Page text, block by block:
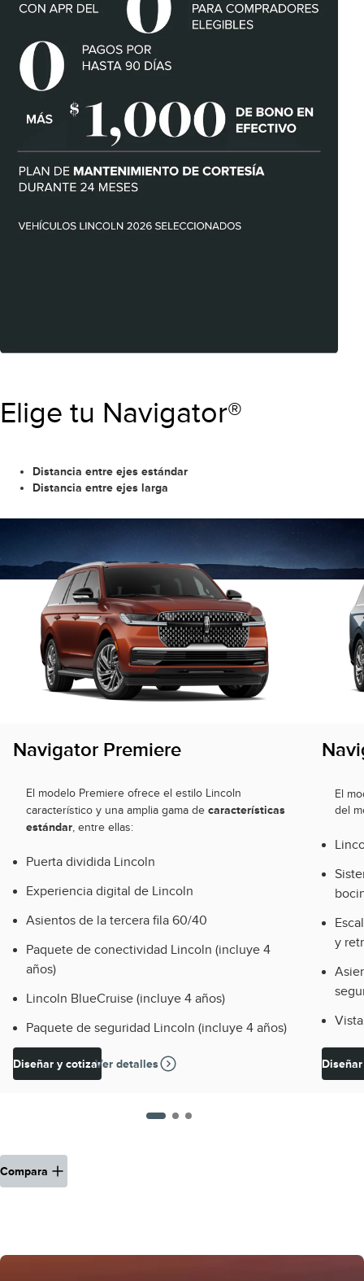
Elige tu Navigator®
Distancia entre ejes estándar
Distancia entre ejes larga
Navigator Premiere
El modelo Premiere ofrece el estilo Lincoln
característico y una amplia gama de características
estándar , entre ellas:
Puerta dividida Lincoln
Experiencia digital de Lincoln
Asientos de la tercera fila 60/40
Paquete de conectividad Lincoln (incluye 4
años)
Lincoln BlueCruise (incluye 4 años)
Paquete de seguridad Lincoln (incluye 4 años)
Diseñar y cotizarVer detalles
El
del
y
Compara